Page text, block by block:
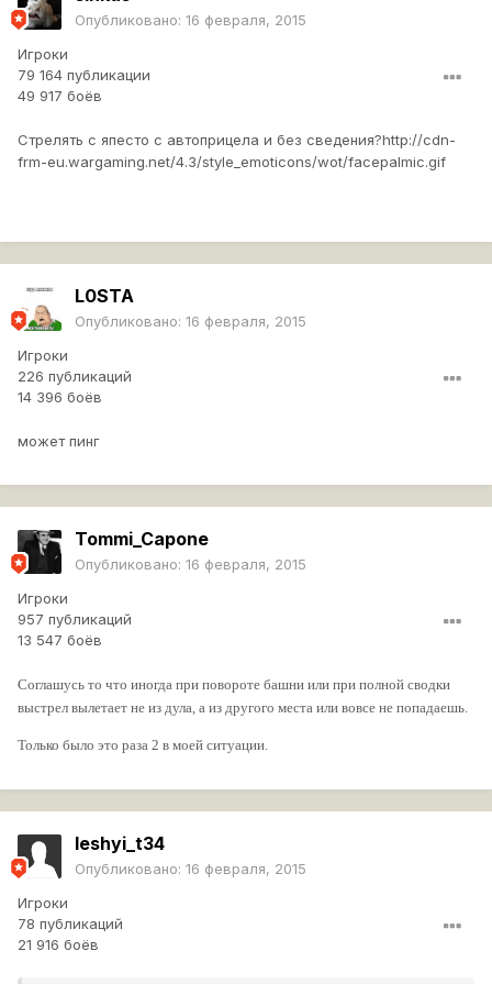
Опубликовано: 16 февраля, 2015
Игроки
79 164 публикации
49 917 боёв
Стрелять с япесто с автоприцела и без сведения?http://cdn-
frm-eu.wargaming.net/4.3/style_emoticons/wot/facepalmic.gif
L0STA
Опубликовано: 16 февраля, 2015
Игроки
226 публикаций
14 396 боёв
может пинг
Tommi_Capone
Опубликовано: 16 февраля, 2015
Игроки
957 публикаций
13 547 боёв
Соглашусь то что иногда при повороте башни или при полной сводки
выстрел вылетает не из дула, а из другого места или вовсе не попадаешь.
Только было это раза 2 в моей ситуации.
leshyi_t34
Опубликовано: 16 февраля, 2015
Игроки
78 публикаций
21 916 боёв